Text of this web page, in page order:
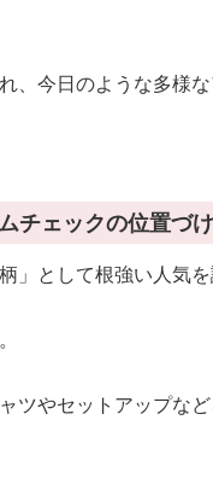
、今日のような多様
チェックの位置づけ
として根強い人気を
ツやセットアップな